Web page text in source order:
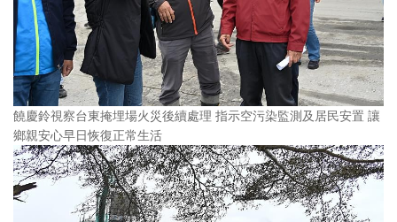
饒慶鈴視察台東掩埋場火災後續處理 指示空污染監測及居民安置 讓
鄉親安心早日恢復正常生活